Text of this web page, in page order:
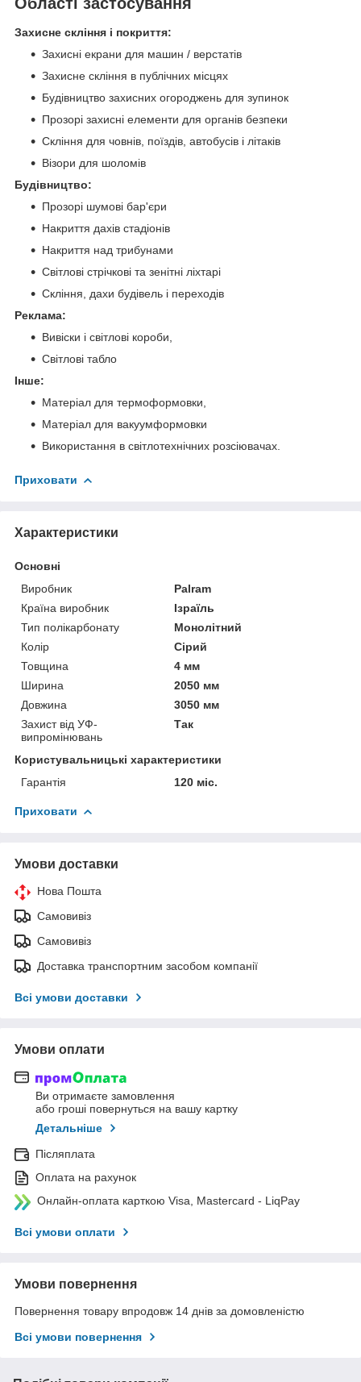
Захисне скління і покриття:
Захисні екрани для машин / верстатів
Захисне скління в публічних місцях
Будівництво захисних огороджень для зупинок
Прозорі захисні елементи для органів безпеки
Скління для човнів, поїздів, автобусів і літаків
Візори для шоломів
Будівництво:
Прозорі шумові бар'єри
Накриття дахів стадіонів
Накриття над трибунами
Світлові стрічкові та зенітні ліхтарі
Скління, дахи будівель і переходів
Реклама:
Вивіски і світлові короби,
Світлові табло
Інше:
Матеріал для термоформовки,
Матеріал для вакуумформовки
Використання в світлотехнічних розсіювачах.
Приховати
Характеристики
Основні
Виробник
Palram
Країна виробник
Ізраїль
Тип полікарбонату
Монолітний
Колір
Сірий
Товщина
4 мм
Ширина
2050 мм
Довжина
3050 мм
Захист від УФ-
випромінювань
Так
Користувальницькі характеристики
Гарантія
120 міс.
Приховати
Умови доставки
Нова Пошта
Самовивіз
Самовивіз
Доставка транспортним засобом компанії
Всі умови доставки
Умови оплати
Ви отримаєте замовлення
або гроші повернуться на вашу картку
Детальніше
Післяплата
Оплата на рахунок
Онлайн-оплата карткою Visa, Mastercard - LiqPay
Всі умови оплати
Умови повернення
Повернення товару впродовж 14 днів за домовленістю
Всі умови повернення